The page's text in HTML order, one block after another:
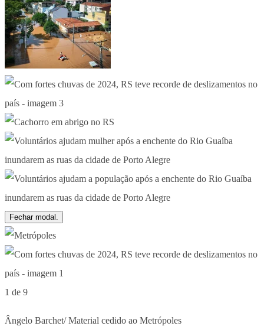
Fechar modal.
1 de 9
Ângelo Barchet/ Material cedido ao Metrópoles